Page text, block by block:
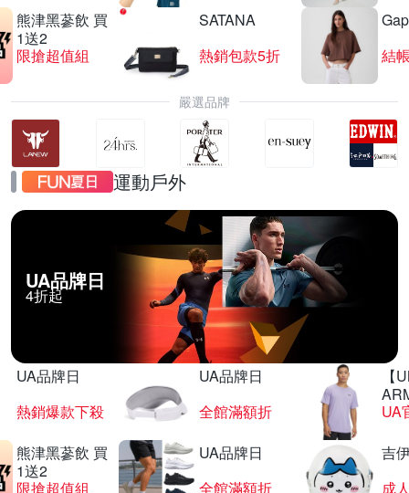
熊津黑蔘飲 買
1送2
限搶超值組
SATANA
熱銷包款5折
Gap
結
嚴選品牌
運動戶外
UA品牌日
4折起
UA品牌日
熱銷爆款下殺
UA品牌日
全館滿額折
【
UA
熊津黑蔘飲 買
1送2
限搶超值組
UA品牌日
全館滿額折
吉